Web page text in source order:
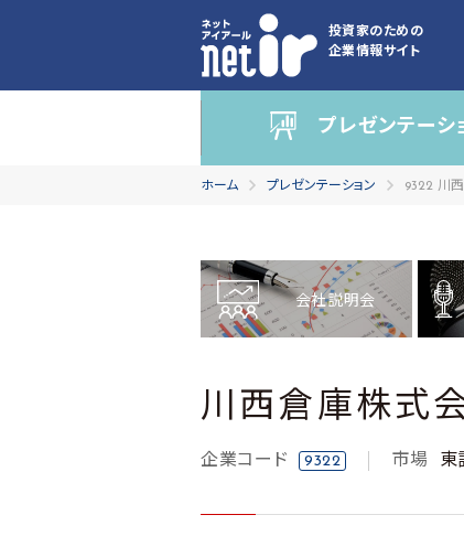
投資家のための
企業情報サイト
プレゼンテーシ
ホーム プレゼンテーション 9322 川
会社説明会
川西倉庫株式
企業コード 9322 市場 東